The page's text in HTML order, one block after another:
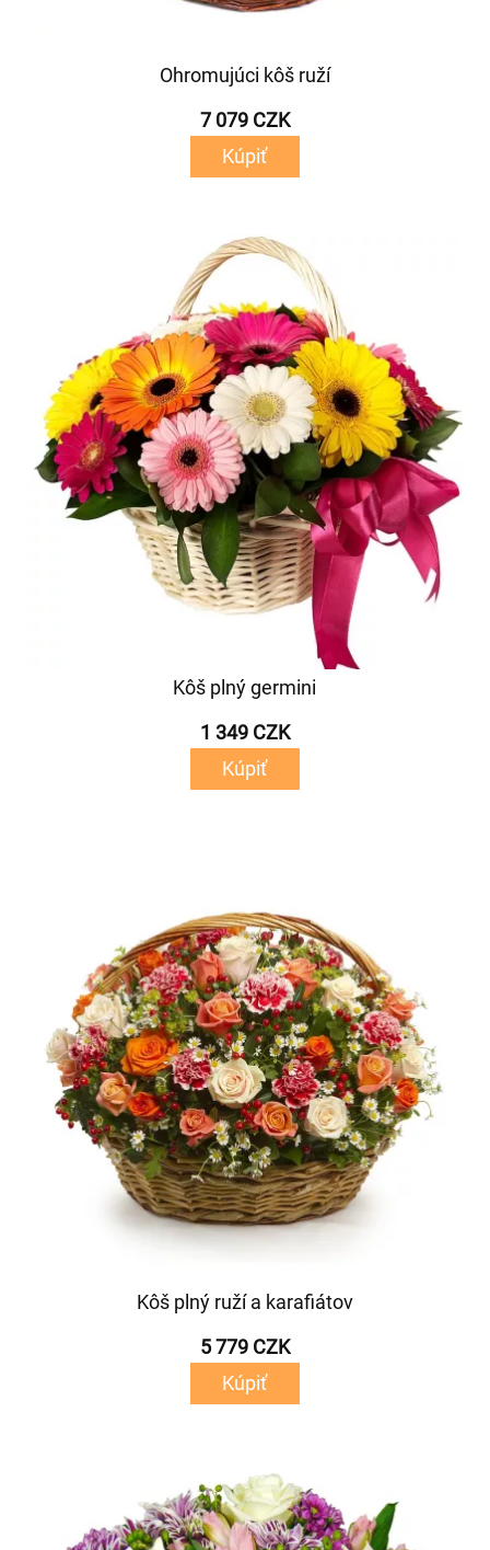
Ohromujúci kôš ruží
7 079 CZK
Kúpiť
Kôš plný germini
1 349 CZK
Kúpiť
Kôš plný ruží a karafiátov
5 779 CZK
Kúpiť